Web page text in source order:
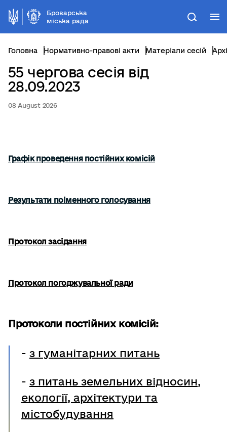
Броварська
міська рада
Пошук
Головна Нормативно-правові акти Матеріали сесій
55 чергова сесія від
28.09.2023
08 August 2026
Графік проведення постійних комісій
Результати поіменного голосування
Протокол засідання
Протокол погоджувальної ради
Протоколи постійних комісій:
- з гуманітарних питань
- з питань земельних відносин,
екології, архітектури та
містобудування